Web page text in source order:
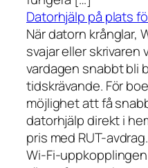
Datorhjälp på plats
När datorn krånglar,
svajar eller skrivaren
vardagen snabbt bli
tidskrävande. För
möjlighet att få
datorhjälp direkt i
pris med RUT-
Wi-Fi-